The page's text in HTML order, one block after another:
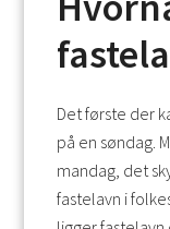
Det første der
på en søndag.
mandag, det
fastelavn i